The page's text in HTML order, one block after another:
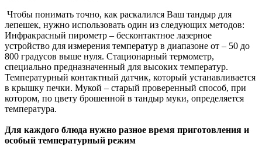
Чтобы понимать точно, как раскалился Ваш тандыр для
лепешек, нужно использовать один из следующих методов:
Инфракрасный пирометр – бесконтактное лазерное
устройство для измерения температур в диапазоне от – 50 до
800 градусов выше нуля. Стационарный термометр,
специально предназначенный для высоких температур.
Температурный контактный датчик, который устанавливается
в крышку печки. Мукой – старый проверенный способ, при
котором, по цвету брошенной в тандыр муки, определяется
температура.
Для каждого блюда нужно разное время приготовления и
особый температурный режим